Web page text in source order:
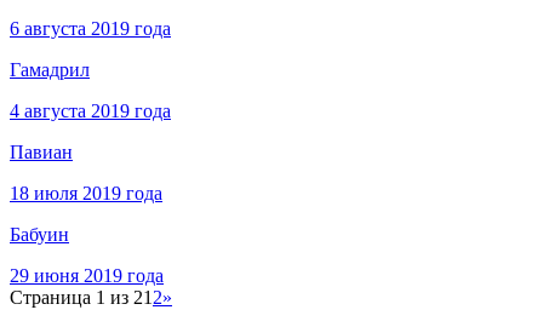
6 августа 2019 года
Гамадрил
4 августа 2019 года
Павиан
18 июля 2019 года
Бабуин
29 июня 2019 года
Страница 1 из 21 2»